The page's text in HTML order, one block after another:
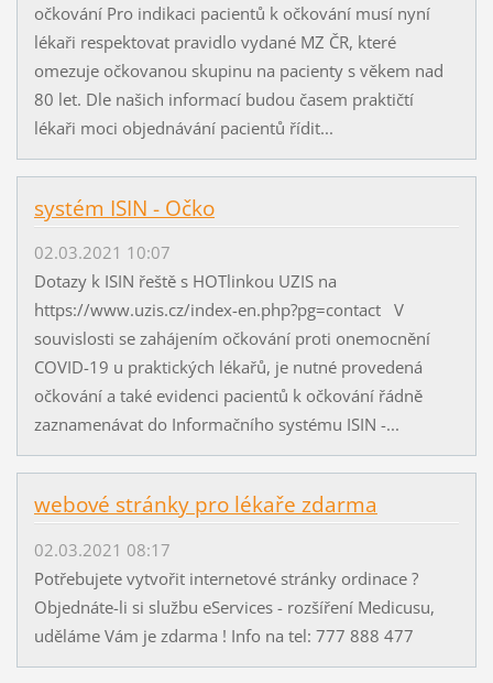
očkování Pro indikaci pacientů k očkování musí nyní
lékaři respektovat pravidlo vydané MZ ČR, které
omezuje očkovanou skupinu na pacienty s věkem nad
80 let. Dle našich informací budou časem praktičtí
lékaři moci objednávání pacientů řídit...
systém ISIN - Očko
02.03.2021 10:07
Dotazy k ISIN řeště s HOTlinkou UZIS na
https://www.uzis.cz/index-en.php?pg=contact V
souvislosti se zahájením očkování proti onemocnění
COVID-19 u praktických lékařů, je nutné provedená
očkování a také evidenci pacientů k očkování řádně
zaznamenávat do Informačního systému ISIN -...
webové stránky pro lékaře zdarma
02.03.2021 08:17
Potřebujete vytvořit internetové stránky ordinace ?
Objednáte-li si službu eServices - rozšíření Medicusu,
uděláme Vám je zdarma ! Info na tel: 777 888 477